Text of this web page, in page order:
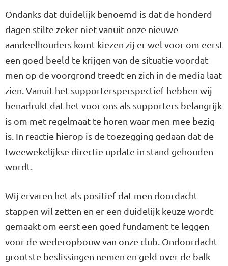
Ondanks dat duidelijk benoemd is dat de honderd
dagen stilte zeker niet vanuit onze nieuwe
aandeelhouders komt kiezen zij er wel voor om eerst
een goed beeld te krijgen van de situatie voordat
men op de voorgrond treedt en zich in de media laat
zien. Vanuit het supportersperspectief hebben wij
benadrukt dat het voor ons als supporters belangrijk
is om met regelmaat te horen waar men mee bezig
is. In reactie hierop is de toezegging gedaan dat de
tweewekelijkse directie update in stand gehouden
wordt.
Wij ervaren het als positief dat men doordacht
stappen wil zetten en er een duidelijk keuze wordt
gemaakt om eerst een goed fundament te leggen
voor de wederopbouw van onze club. Ondoordacht
grootste beslissingen nemen en geld over de balk